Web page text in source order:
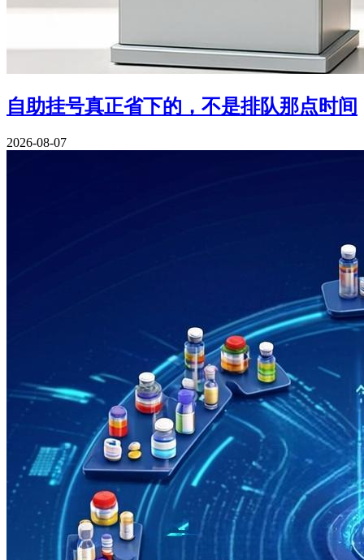
自助挂号真正省下的，不是排队那点时间
2026-08-07